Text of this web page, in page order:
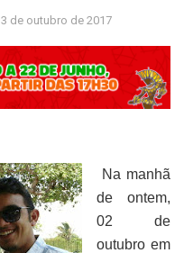
3 de outubro de 2017
Na manhã
de ontem,
02 de
outubro em